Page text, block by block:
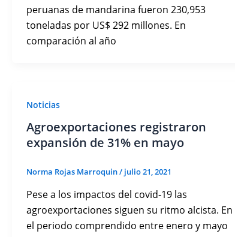
peruanas de mandarina fueron 230,953
toneladas por US$ 292 millones. En
comparación al año
Noticias
Agroexportaciones registraron
expansión de 31% en mayo
Norma Rojas Marroquin/ julio 21, 2021
Pese a los impactos del covid-19 las
agroexportaciones siguen su ritmo alcista. En
el periodo comprendido entre enero y mayo